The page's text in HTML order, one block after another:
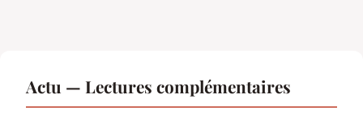
Actu — Lectures complémentaires